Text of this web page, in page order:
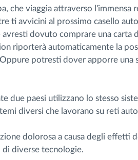
che viaggia attraverso l'immensa
ti avvicini al prossimo casello
dovuto comprare una carta
riporterà automaticamente la
potresti dover apporre una
due paesi utilizzano lo stesso
diversi che lavorano su reti
dolorosa a causa degli effetti
di diverse tecnologie.